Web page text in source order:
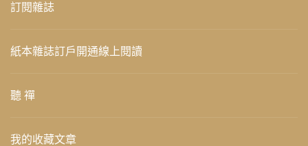
訂閱雜誌
紙本雜誌訂戶開通線上閱讀
聽 禪
我的收藏文章